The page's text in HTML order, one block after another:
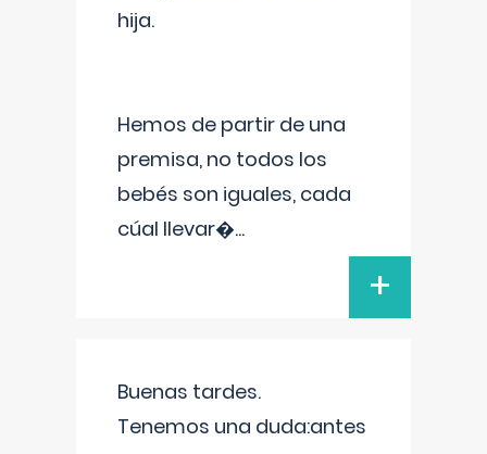
hija.
Hemos de partir de una
premisa, no todos los
bebés son iguales, cada
cúal llevar�...
+
Buenas tardes.
Tenemos una duda:antes